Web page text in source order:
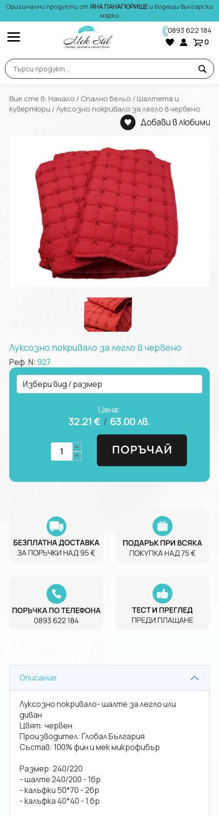
Оригинални продукти от ЯНА ПАНАГЮРИЩЕи водещи български
марки
0893 622 184
0
Вие сте в: Начало / Спално бельо /Шалтета и
кувертюри / Луксозно покривало за легло в червено
Луксозно покривало за легло в червено
Реф. N:927
Цена:
32.21 € / 63.00лв.
Описание
Луксозно покривало- шалте за легло или
диван
Цвят: червен
Производител: Глобал България
Състав: 100% фин и мек микрофибър
Размер: 240/220
- шалте 240/200 - 1бр
- калъфки 50*70 - 2бр
- калъфка 40*40 - 1 бр